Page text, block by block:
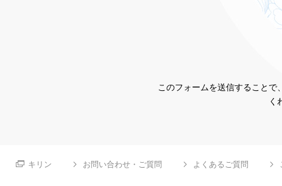
このフォームを送信することで
く
キリン お問い合わせ・ご質問 よくあるご質問